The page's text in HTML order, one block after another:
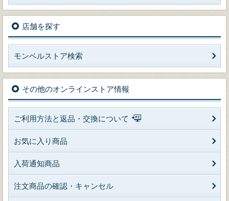
店舗を探す
モンベルストア検索
その他のオンラインストア情報
ご利用方法と返品・交換について
お気に入り商品
入荷通知商品
注文商品の確認・キャンセル